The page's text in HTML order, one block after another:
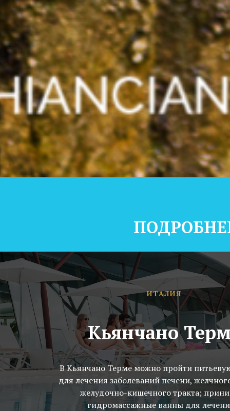
ИТАЛИЯ
Кьянчано
В Кьянчано Терме можно пройти
для лечения заболеваний печени,
желудочно-кишечного тракта;
гидромассажные ванны для